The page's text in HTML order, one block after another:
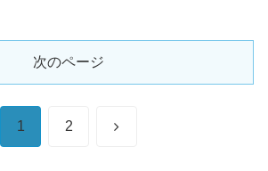
次のページ
1 2 次